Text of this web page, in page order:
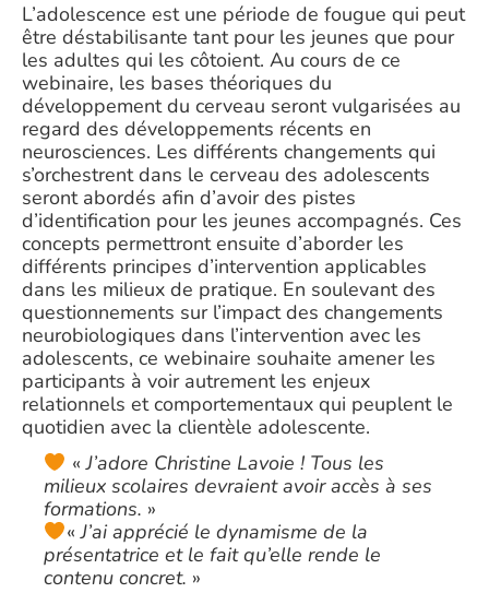
L’adolescence est une période de fougue qui peut
être déstabilisante tant pour les jeunes que pour
les adultes qui les côtoient. Au cours de ce
webinaire, les bases théoriques du
développement du cerveau seront vulgarisées au
regard des développements récents en
neurosciences. Les différents changements qui
s’orchestrent dans le cerveau des adolescents
seront abordés afin d’avoir des pistes
d’identification pour les jeunes accompagnés. Ces
concepts permettront ensuite d’aborder les
différents principes d’intervention applicables
dans les milieux de pratique. En soulevant des
questionnements sur l’impact des changements
neurobiologiques dans l’intervention avec les
adolescents, ce webinaire souhaite amener les
participants à voir autrement les enjeux
relationnels et comportementaux qui peuplent le
quotidien avec la clientèle adolescente.
«J’adore Christine Lavoie ! Tous les
milieux scolaires devraient avoir accès à ses
formations. »
«J’ai apprécié le dynamisme de la
présentatrice et le fait qu’elle rende le
contenu concret. »